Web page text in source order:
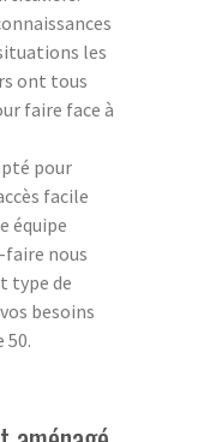
les
ont tous
faire face à
pour
facile
équipe
nous
type de
besoins
50.